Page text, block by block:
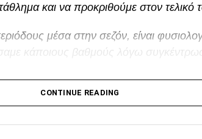
και να προκριθούμε στον τελικό
μέσα στην σεζόν, είναι
κάποιους βαθμούς λόγω
LinkedIn
Telegram
Μοιραστείτε
CONTINUE READING